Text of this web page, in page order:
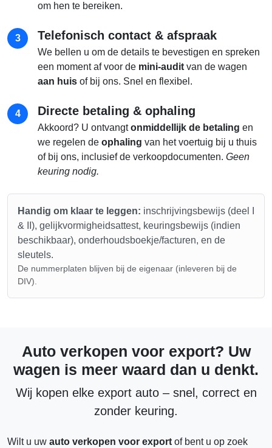
om hen te bereiken.
3 Telefonisch contact & afspraak
We bellen u om de details te bevestigen en spreken
een moment af voor de mini-audit van de wagen
aan huis of bij ons. Snel en flexibel.
4 Directe betaling & ophaling
Akkoord? U ontvangtonmiddellijk de betaling en
we regelen de ophaling van het voertuig bij u thuis
of bij ons, inclusief de verkoopdocumenten. Geen
keuring nodig.
Handig om klaar te leggen: inschrijvingsbewijs (deel I
& II), gelijkvormigheidsattest, keuringsbewijs (indien
beschikbaar), onderhoudsboekje/facturen, en de
sleutels.
De nummerplaten blijven bij de eigenaar (inleveren bij de
DIV).
Auto verkopen voor export? Uw
wagen is meer waard dan u denkt.
Wij kopen elke export auto– snel, correct en
zonder keuring.
Wilt u uw auto verkopen voor export of bent u op zoek